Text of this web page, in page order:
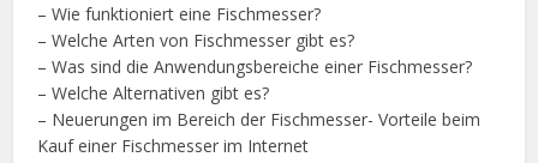
– Wie funktioniert eine Fischmesser?
– Welche Arten von Fischmesser gibt es?
– Was sind die Anwendungsbereiche einer Fischmesser?
– Welche Alternativen gibt es?
– Neuerungen im Bereich der Fischmesser- Vorteile beim
Kauf einer Fischmesser im Internet